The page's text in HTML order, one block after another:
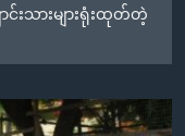
င်းသားများရုံးထုတ်တဲ့